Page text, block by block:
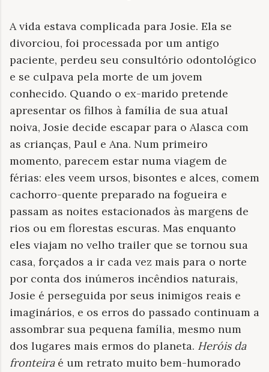
A vida estava complicada para Josie. Ela se
divorciou, foi processada por um antigo
paciente, perdeu seu consultório odontológico
e se culpava pela morte de um jovem
conhecido. Quando o ex-marido pretende
apresentar os filhos à família de sua atual
noiva, Josie decide escapar para o Alasca com
as crianças, Paul e Ana. Num primeiro
momento, parecem estar numa viagem de
férias: eles veem ursos, bisontes e alces, comem
cachorro-quente preparado na fogueira e
passam as noites estacionados às margens de
rios ou em florestas escuras. Mas enquanto
eles viajam no velho trailer que se tornou sua
casa, forçados a ir cada vez mais para o norte
por conta dos inúmeros incêndios naturais,
Josie é perseguida por seus inimigos reais e
imaginários, e os erros do passado continuam a
assombrar sua pequena família, mesmo num
dos lugares mais ermos do planeta. Heróis da
fronteiraé um retrato muito bem-humorado